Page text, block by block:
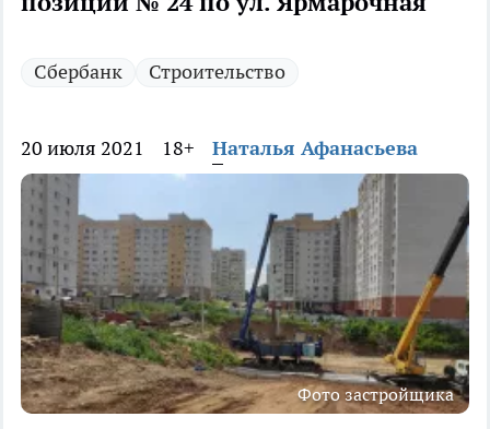
Сбербанк Строительство
20 июля 2021 18+ Наталья Афанасьева
Фото застройщика